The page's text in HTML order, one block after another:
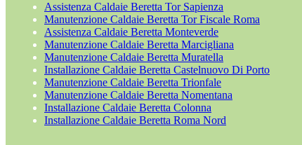
Assistenza Caldaie Beretta Tor Sapienza
Manutenzione Caldaie Beretta Tor Fiscale Roma
Assistenza Caldaie Beretta Monteverde
Manutenzione Caldaie Beretta Marcigliana
Manutenzione Caldaie Beretta Muratella
Installazione Caldaie Beretta Castelnuovo Di Porto
Manutenzione Caldaie Beretta Trionfale
Manutenzione Caldaie Beretta Nomentana
Installazione Caldaie Beretta Colonna
Installazione Caldaie Beretta Roma Nord